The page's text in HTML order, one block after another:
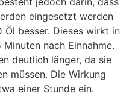
eingesetzt werden
Öl besser. Dieses wirkt in
nach Einnahme.
deutlich länger, da sie
müssen. Die Wirkung
einer Stunde ein.